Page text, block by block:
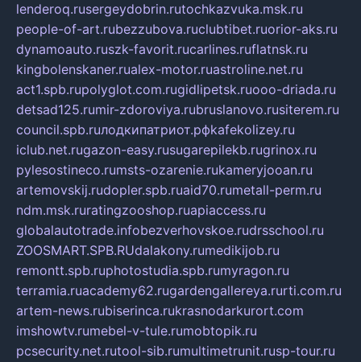
lenderoq.rusergeydobrin.rutochkazvuka.msk.ru
people-of-art.rubezzubova.ruclubtibet.ruorior-aks.ru
dynamoauto.ruszk-favorit.rucarlines.ruflatnsk.ru
kingbolenskaner.rualex-motor.ruastroline.net.ru
act1.spb.rupolyglot.com.rugidlipetsk.ruooo-driada.ru
detsad125.rumir-zdoroviya.rubruslanovo.rusiterem.ru
council.spb.ruлодкипатриот.рфkafekolizey.ru
iclub.net.rugazon-easy.rusugarepilekb.rugrinox.ru
pylesostineco.rumsts-ozarenie.rukameryjooan.ru
artemovskij.rudopler.spb.ruaid70.rumetall-perm.ru
ndm.msk.ruratingzooshop.ruapiaccess.ru
globalautotrade.infobezverhovskoe.rudrsschool.ru
ZOOSMART.SPB.RUdalakony.rumedikijob.ru
remontt.spb.ruphotostudia.spb.rumyragon.ru
terramia.ruacademy62.rugardengallereya.rurti.com.ru
artem-news.rubiserinca.rukrasnodarkurort.com
imshowtv.rumebel-v-tule.rumobtopik.ru
pcsecurity.net.rutool-sib.rumultimetrunit.rusp-tour.ru